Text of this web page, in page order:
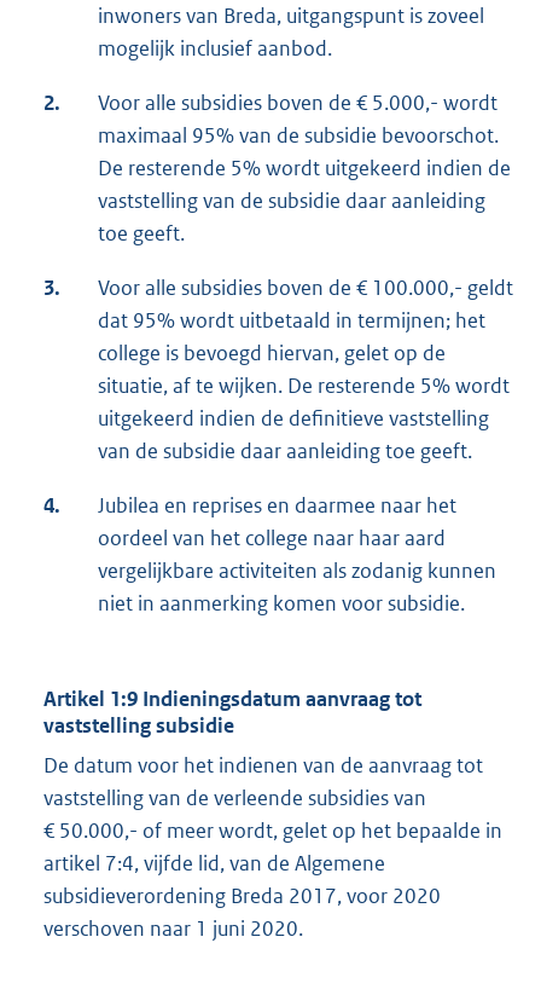
inwoners van Breda, uitgangspunt is zoveel
mogelijk inclusief aanbod.
2.
Voor alle subsidies boven de € 5.000,- wordt
maximaal 95% van de subsidie bevoorschot.
De resterende 5% wordt uitgekeerd indien de
vaststelling van de subsidie daar aanleiding
toe geeft.
3.
Voor alle subsidies boven de € 100.000,- geldt
dat 95% wordt uitbetaald in termijnen; het
college is bevoegd hiervan, gelet op de
situatie, af te wijken. De resterende 5% wordt
uitgekeerd indien de definitieve vaststelling
van de subsidie daar aanleiding toe geeft.
4.
Jubilea en reprises en daarmee naar het
oordeel van het college naar haar aard
vergelijkbare activiteiten als zodanig kunnen
niet in aanmerking komen voor subsidie.
Artikel 1:9 Indieningsdatum aanvraag tot
vaststelling subsidie
De datum voor het indienen van de aanvraag tot
vaststelling van de verleende subsidies van
€ 50.000,- of meer wordt, gelet op het bepaalde in
artikel 7:4, vijfde lid, van de Algemene
subsidieverordening Breda 2017, voor 2020
verschoven naar 1 juni 2020.